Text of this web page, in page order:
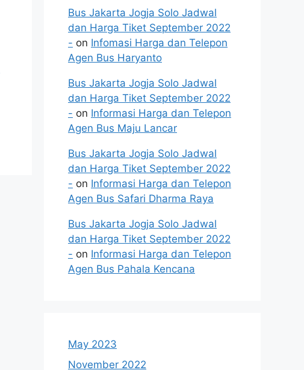
Bus Jakarta Jogja Solo Jadwal
dan Harga Tiket September 2022
- on Infomasi Harga dan Telepon
Agen Bus Haryanto
Bus Jakarta Jogja Solo Jadwal
dan Harga Tiket September 2022
- on Informasi Harga dan Telepon
Agen Bus Maju Lancar
Bus Jakarta Jogja Solo Jadwal
dan Harga Tiket September 2022
- on Informasi Harga dan Telepon
Agen Bus Safari Dharma Raya
Bus Jakarta Jogja Solo Jadwal
dan Harga Tiket September 2022
- on Informasi Harga dan Telepon
Agen Bus Pahala Kencana
May 2023
November 2022